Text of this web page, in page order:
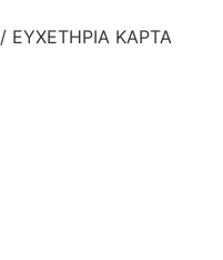
/ ΕΥΧΕΤΗΡΙΑ ΚΑΡΤΑ